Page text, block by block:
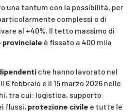
una tantum con la possibilità, per
complessi o di
al +40%. Il tetto massimo di
provinciale è fissato a 400 mila
che hanno lavorato nel
6 febbraio e il 15 marzo 2026 nelle
tra cui: logistica, supporto
flussi, protezione civile e tutte le